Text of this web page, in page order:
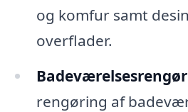
og komfur samt
overflader.
rengøring af